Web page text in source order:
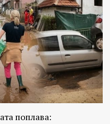
поплава: